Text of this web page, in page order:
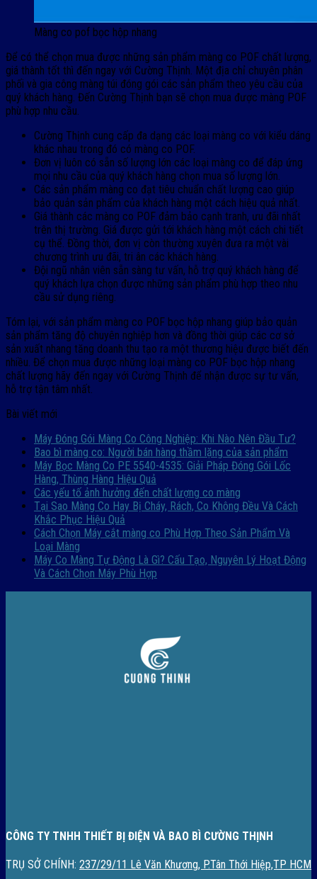
Màng co pof bọc hộp nhang
Để có thể chọn mua được những sản phẩm màng co POF chất lượng,
giá thành tốt thì đến ngay với Cường Thịnh. Một địa chỉ chuyên phân
phối và gia công màng túi đóng gói các sản phẩm theo yêu cầu của
quý khách hàng. Đến Cường Thịnh bạn sẽ chọn mua được màng POF
phù hợp nhu cầu.
Cường Thịnh cung cấp đa dạng các loại màng co với kiểu dáng
khác nhau trong đó có màng co POF.
Đơn vị luôn có sẵn số lượng lớn các loại màng co để đáp ứng
mọi nhu cầu của quý khách hàng chọn mua số lượng lớn.
Các sản phẩm màng co đạt tiêu chuẩn chất lượng cao giúp
bảo quản sản phẩm của khách hàng một cách hiệu quả nhất.
Giá thành các màng co POF đảm bảo cạnh tranh, ưu đãi nhất
trên thị trường. Giá được gửi tới khách hàng một cách chi tiết
cụ thể. Đồng thời, đơn vị còn thường xuyên đưa ra một vài
chương trình ưu đãi, tri ân các khách hàng.
Đội ngũ nhân viên sẵn sàng tư vấn, hỗ trợ quý khách hàng để
quý khách lựa chọn được những sản phẩm phù hợp theo nhu
cầu sử dụng riêng.
Tóm lại, với sản phẩm màng co POF bọc hộp nhang giúp bảo quản
sản phẩm tăng độ chuyên nghiệp hơn và đồng thời giúp các cơ sở
sản xuất nhang tăng doanh thu tạo ra một thương hiệu được biết đến
nhiều. Để chọn mua được những loại màng co POF bọc hộp nhang
chất lượng hãy đến ngay với Cường Thịnh để nhận được sự tư vấn,
hỗ trợ tận tâm nhất.
Bài viết mới
Máy Đóng Gói Màng Co Công Nghiệp: Khi Nào Nên Đầu Tư?
Bao bì màng co: Người bán hàng thầm lặng của sản phẩm
Máy Bọc Màng Co PE 5540-4535: Giải Pháp Đóng Gói Lốc
Hàng, Thùng Hàng Hiệu Quả
Các yếu tố ảnh hưởng đến chất lượng co màng
Tại Sao Màng Co Hay Bị Cháy, Rách, Co Không Đều Và Cách
Khắc Phục Hiệu Quả
Cách Chọn Máy cắt màng co Phù Hợp Theo Sản Phẩm Và
Loại Màng
Máy Co Màng Tự Động Là Gì? Cấu Tạo, Nguyên Lý Hoạt Động
Và Cách Chọn Máy Phù Hợp
CÔNG TY TNHH THIẾT BỊ ĐIỆN VÀ BAO BÌ CƯỜNG THỊNH
TRỤ SỞ CHÍNH: 237/29/11 Lê Văn Khương, P.Tân Thới Hiệp,TP HCM